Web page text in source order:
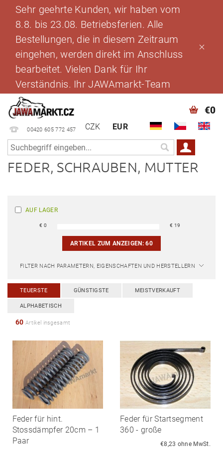
Sehr geehrte Kunden, wir haben vom
8.8. bis 23.08. Betriebsferien. Alle
Bestellungen, die in diesem Zeitraum
eingehen, werden direkt im Anschluss
bearbeitet. Vielen Dank für Ihr
Verständnis. Ihr JAWAmarkt-Team
00420 605 772 457 CZK EUR
€0
FEDER, SCHRAUBEN, MUTTER
AUF LAGER
€0 € 19
ARTIKEL ZUM ANZEIGEN:60
FILTER NACH PARAMETERN, EIGENSCHAFTEN UND HERSTELLERN
TEUERSTE GÜNSTIGSTE MEISTVERKAUFT
ALPHABETISCH
60 Artikel insgesamt
Feder für hint.
Stossdämpfer 20cm – 1
Paar
Feder für Startsegment
360 - große
€8,23 ohne MwSt.